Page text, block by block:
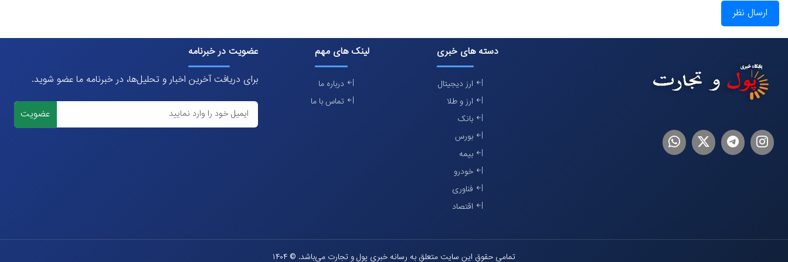
ارسال نظر
اینستاگرام
تلگرام توییترلینکدین
دسته های خبری
ارز دیجیتال
ارز و طلا
بانک
بورس
بیمه
خودرو
فناوری
اقتصاد
لینک های مهم
درباره ما
تماس با ما
عضویت در خبرنامه
برای دریافت آخرین اخبار و تحلیل‌ها، در خبرنامه ما عضو شوید.
عضویت
تمامی حقوق این سایت متعلق به رسانه خبری پول و تجارت می‌باشد. © ۱۴۰۴